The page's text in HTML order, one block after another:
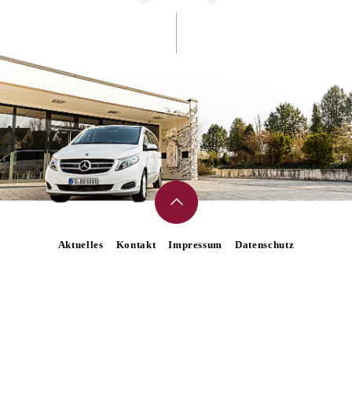
Aktuelles Kontakt Impressum Datenschutz